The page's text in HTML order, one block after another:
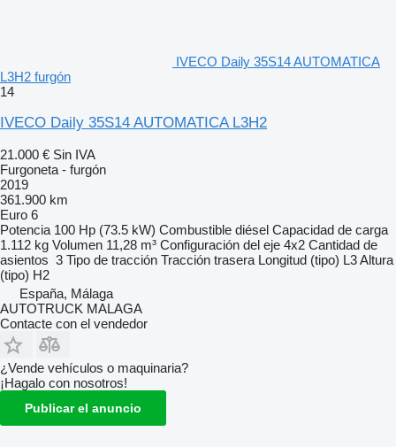
IVECO Daily 35S14 AUTOMATICA
L3H2 furgón
14
IVECO Daily 35S14 AUTOMATICA L3H2
21.000 € Sin IVA
Furgoneta - furgón
2019
361.900 km
Euro 6
Potencia 100 Hp (73.5 kW) Combustible diésel Capacidad de carga
1.112 kg Volumen 11,28 m³ Configuración del eje 4x2 Cantidad de
asientos 3 Tipo de tracción Tracción trasera Longitud (tipo) L3Altura
(tipo) H2
España, Málaga
AUTOTRUCK MALAGA
Contacte con el vendedor
¿Vende vehículos o maquinaria?
¡Hagalo con nosotros!
Publicar el anuncio